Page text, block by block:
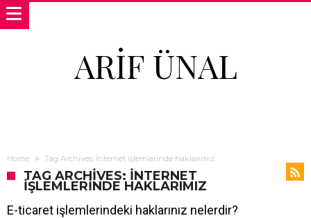
ARIF ÜNAL
Home Tag Archives: İnternet işlemlerinde haklarımız
TAG ARCHIVES: İNTERNET
IŞLEMLERINDE HAKLARIMIZ
E-ticaret işlemlerindeki haklarınız nelerdir?